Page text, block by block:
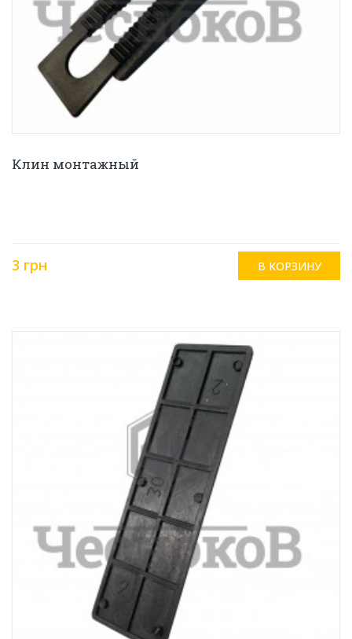
Клин монтажный
3 грн